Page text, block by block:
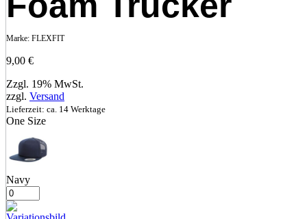
Marke: FLEXFIT
9,00 €
Zzgl. 19% MwSt.
zzgl. Versand
Lieferzeit: ca. 14 Werktage
One Size
Navy